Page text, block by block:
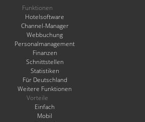
Funktionen
Hotelsoftware
Channel-Manager
Webbuchung
Personalmanagement
Finanzen
Schnittstellen
Statistiken
Für Deutschland
Weitere Funktionen
Vorteile
Einfach
Mobil